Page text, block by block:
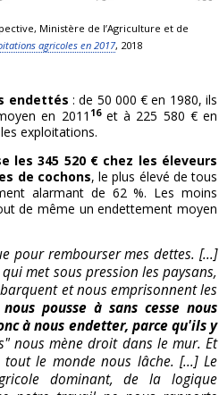
Ministère de l’Agriculture et de
agricoles en 2017, 2018
endettés : de 50 000 € en 1980, ils
en 2011 16et à 225 580 € en
exploitations.
345 520 € chez les éleveurs
de cochons, le plus élevé de tous
alarmant de 62 %. Les moins
de même un endettement moyen
pour rembourser mes dettes. [...]
met sous pression les paysans,
et nous emprisonnent les
pousse à sans cesse nous
à nous endetter, parce qu'ils y
nous mène droit dans le mur. Et
le monde nous lâche. [...] Le
dominant, de la logique